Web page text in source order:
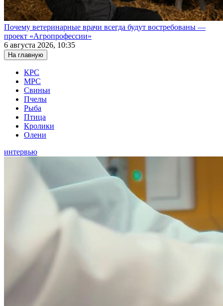
Почему ветеринарные врачи всегда будут востребованы —
проект «Агропрофессии»
6 августа 2026, 10:35
На главную
КРС
МРС
Свиньи
Пчелы
Рыба
Птица
Кролики
Олени
интервью